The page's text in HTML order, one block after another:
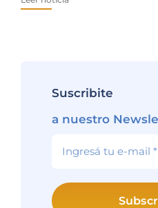
Suscribite
a nuestro